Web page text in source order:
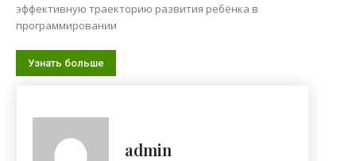
эффективную траекторию развития ребёнка в
программировании
Узнать больше
admin